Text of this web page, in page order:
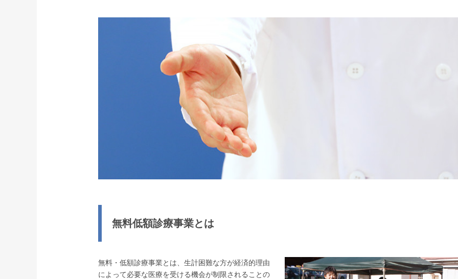
無料低額診療事業とは
無料・低額診療事業とは、生計困難な方が経済的理由
によって必要な医療を受ける機会が制限されることの